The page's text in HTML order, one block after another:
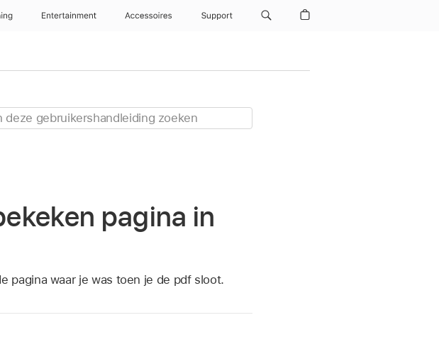
Entertainment Accessoires Support
pagina in
pagina waar je was toen je de pdf sloot.